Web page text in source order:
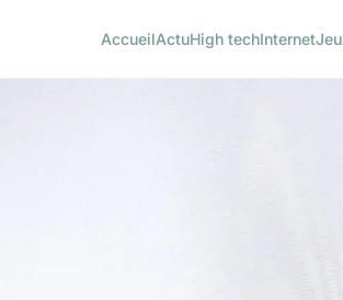
AccueilActuHigh techInternet